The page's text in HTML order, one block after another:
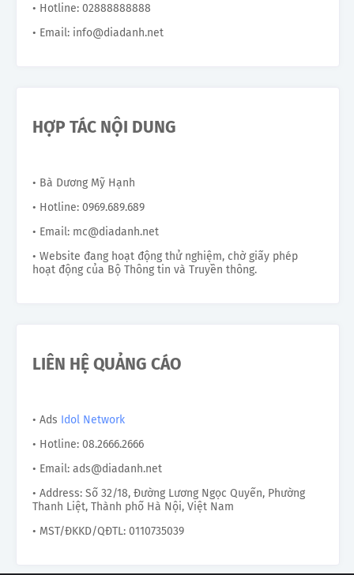
• Hotline: 02888888888
• Email: info@diadanh.net
HỢP TÁC NỘI DUNG
• Bà Dương Mỹ Hạnh
• Hotline: 0969.689.689
• Email: mc@diadanh.net
• Website đang hoạt động thử nghiệm, chờ giấy phép
hoạt động của Bộ Thông tin và Truyền thông.
LIÊN HỆ QUẢNG CÁO
• Ads Idol Network
• Hotline: 08.2666.2666
• Email: ads@diadanh.net
• Address: Số 32/18, Đường Lương Ngọc Quyến, Phường
Thanh Liệt, Thành phố Hà Nội, Việt Nam
• MST/ĐKKD/QĐTL: 0110735039